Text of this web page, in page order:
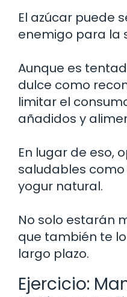
El azúcar puede
enemigo para la
Aunque es
dulce como
limitar el
añadidos y
En lugar de eso,
saludables
yogur natural.
No solo estarán
que también te
largo plazo.
Ejercicio: